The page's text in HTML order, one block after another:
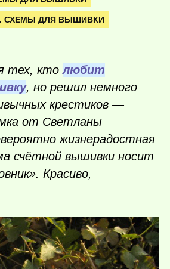
СХЕМЫ ДЛЯ ВЫШИВКИ
тех, ктолюбит
, но решил немного
крестиков —
от Светланы
жизнерадостная
счётной вышивки носит
Красиво,